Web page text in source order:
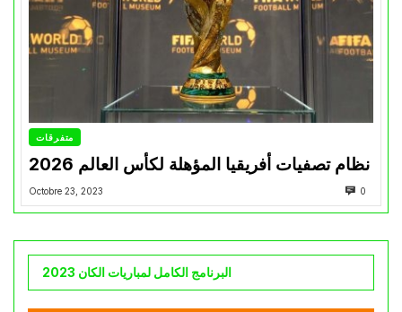
متفرقات
نظام تصفيات أفريقيا المؤهلة لكأس العالم 2026
Octobre 23, 2023 0
البرنامج الكامل لمباريات الكان 2023